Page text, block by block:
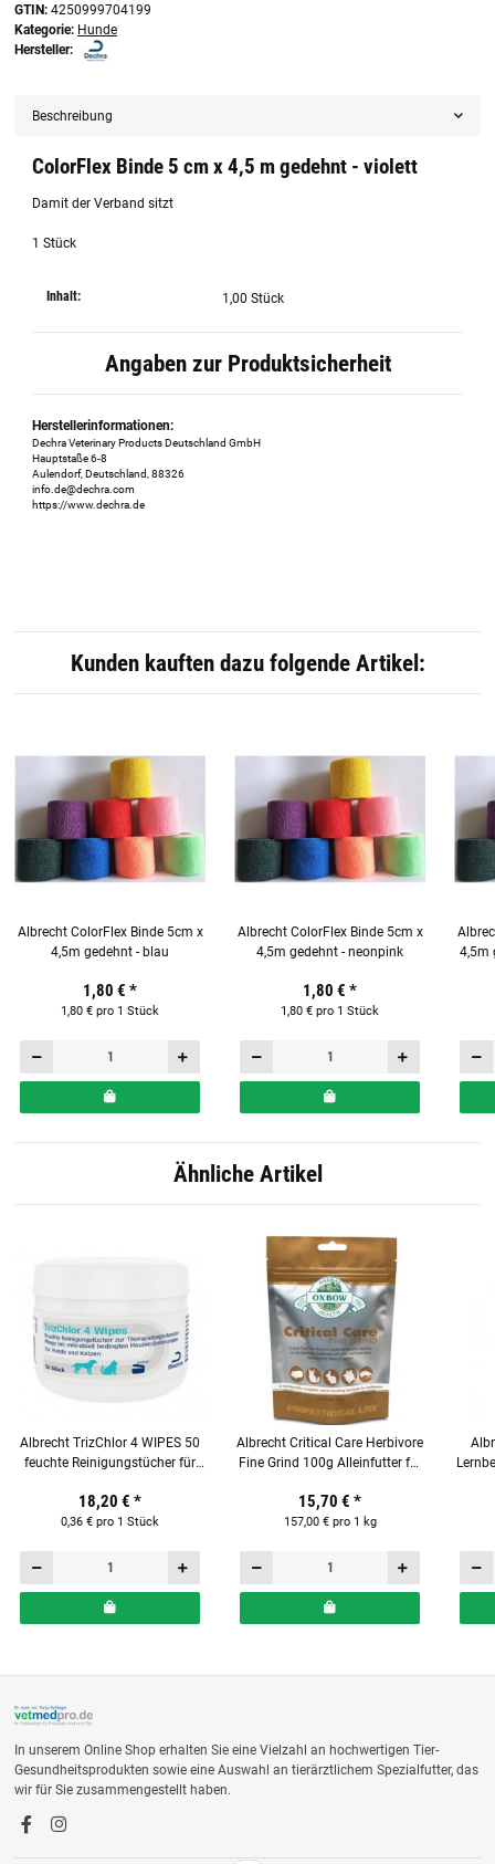
GTIN: 4250999704199
Kategorie: Hunde
Hersteller:
Beschreibung
ColorFlex Binde 5 cm x 4,5 m gedehnt - violett
Damit der Verband sitzt
1 Stück
Inhalt: 1,00 Stück
Angaben zur Produktsicherheit
Herstellerinformationen:
Dechra Veterinary Products Deutschland GmbH
Hauptstaße 6-8
Aulendorf, Deutschland, 88326
info.de@dechra.com
https://www.dechra.de
Kunden kauften dazu folgende Artikel:
Albrecht ColorFlex Binde 5cm x
4,5m gedehnt - blau
1,80 € *
1,80 € pro 1 Stück
Albrecht ColorFlex Binde 5cm x
4,5m gedehnt - neonpink
1,80 € *
1,80 € pro 1 Stück
4,5m
Ähnliche Artikel
Albrecht TrizChlor 4 WIPES 50
feuchte Reinigungstücher für
18,20 € *
0,36 € pro 1 Stück
Albrecht Critical Care Herbivore
Fine Grind 100g Alleinfutter für
15,70 € *
157,00 € pro 1 kg
In unserem Online Shop erhalten Sie eine Vielzahl an hochwertigen Tier-
Gesundheitsprodukten sowie eine Auswahl an tierärztlichem Spezialfutter, das
wir für Sie zusammengestellt haben.